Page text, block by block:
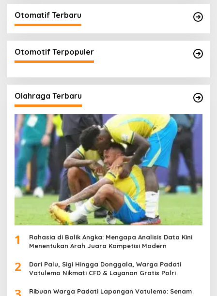
Otomatif Terbaru
Otomotif Terpopuler
Olahraga Terbaru
1
Rahasia di Balik Angka: Mengapa Analisis Data Kini
Menentukan Arah Juara Kompetisi Modern
2
Dari Palu, Sigi Hingga Donggala, Warga Padati
Vatulemo Nikmati CFD & Layanan Gratis Polri
Ribuan Warga Padati Lapangan Vatulemo: Senam